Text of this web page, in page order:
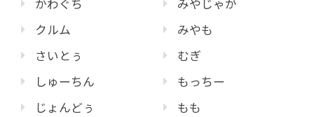
かわぐち
クルム
さいとぅ
しゅーちん
じょんどぅ
みやじゃが
みやも
むぎ
もっちー
もも